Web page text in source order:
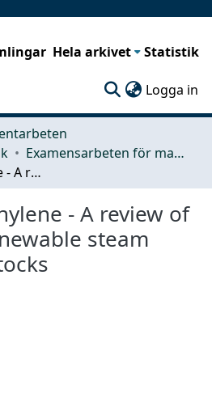
Hela arkivet Statistik
Logga in
Examensarbeten för masterexamen
Renewable ethylene - A review of options for renewable steam cracker feedstocks
- A review of
steam